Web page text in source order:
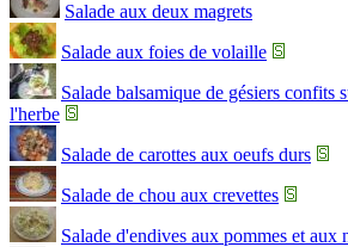
Salade aux deux magrets
Salade aux foies de volaille
Salade balsamique de gésiers confits
l'herbe
Salade de carottes aux oeufs durs
Salade de chou aux crevettes
Salade d'endives aux pommes et aux